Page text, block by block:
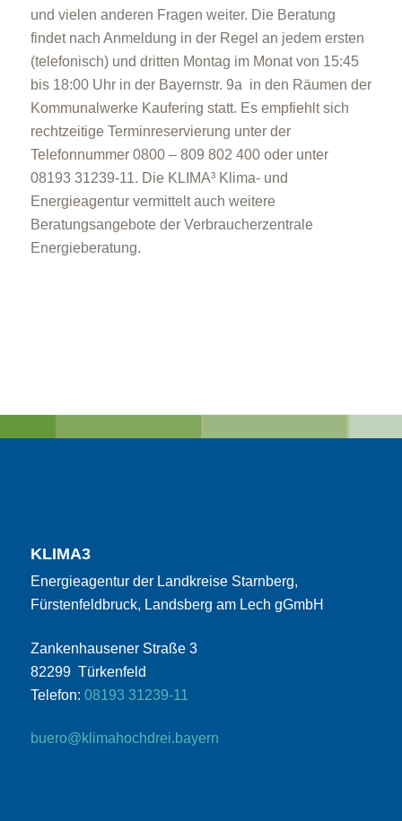
und vielen anderen Fragen weiter. Die Beratung
findet nach Anmeldung in der Regel an jedem ersten
(telefonisch) und dritten Montag im Monat von 15:45
bis 18:00 Uhr in der Bayernstr. 9a in den Räumen der
Kommunalwerke Kaufering statt. Es empfiehlt sich
rechtzeitige Terminreservierung unter der
Telefonnummer 0800 – 809 802 400 oder unter
08193 31239-11. Die KLIMA³ Klima- und
Energieagentur vermittelt auch weitere
Beratungsangebote der Verbraucherzentrale
Energieberatung.
KLIMA3
Energieagentur der Landkreise Starnberg,
Fürstenfeldbruck, Landsberg am Lech gGmbH
Zankenhausener Straße 3
82299 Türkenfeld
Telefon: 08193 31239-11
buero@klimahochdrei.bayern